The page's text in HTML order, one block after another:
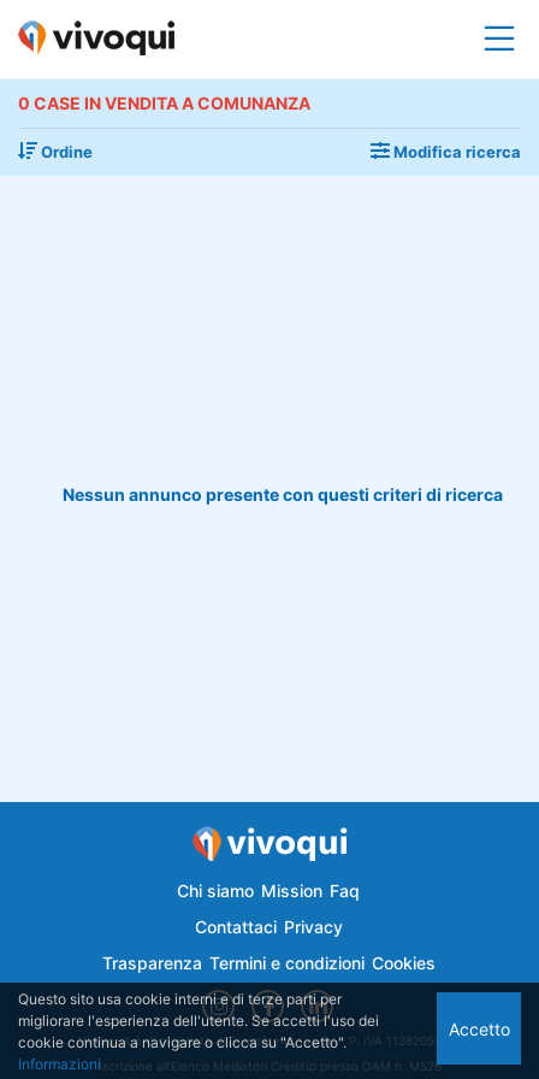
0 CASE IN VENDITA A COMUNANZA
Ordine Modifica ricerca
Nessun annunco presente con questi criteri di ricerca
Chi siamo Mission Faq
Contattaci Privacy
Trasparenza Termini e condizioni Cookies
Vivoqui.it è di proprietà di Semplicemutuo Srl - P. IVA 11382050018
Iscrizione all'Elenco Mediatori Creditizi presso OAM n. M526
Questo sito usa cookie interni e di terze parti per
migliorare l'esperienza dell'utente. Se accetti l'uso dei
cookie continua a navigare o clicca su "Accetto".
Informazioni
Accetto